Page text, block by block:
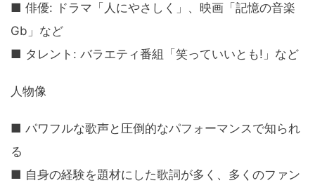
■ 俳優: ドラマ「人にやさしく」、映画「記憶の音楽
Gb」など
■ タレント: バラエティ番組「笑っていいとも!」など
人物像
■ パワフルな歌声と圧倒的なパフォーマンスで知られ
る
■ 自身の経験を題材にした歌詞が多く、多くのファン